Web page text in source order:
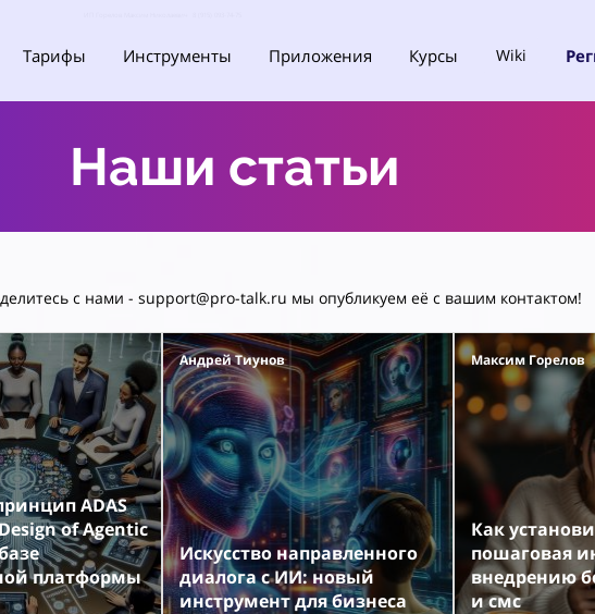
Тарифы Инструменты Приложения Курсы Wiki
Наши статьи
с нами - support@pro-talk.ru мы опубликуем её с вашим контактом!
ADAS
of Agentic
платформы
Андрей Тиунов
Искусство направленного
диалога с ИИ: новый
инструмент для бизнеса
Максим Горелов
Как
пошаговая
внедрению
и смс